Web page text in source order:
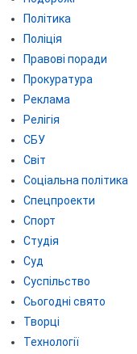
Політика
Поліція
Правові поради
Прокуратура
Реклама
Релігія
СБУ
Світ
Соціальна політика
Спецпроекти
Спорт
Студія
Суд
Суспільство
Сьогодні свято
Творці
Технології